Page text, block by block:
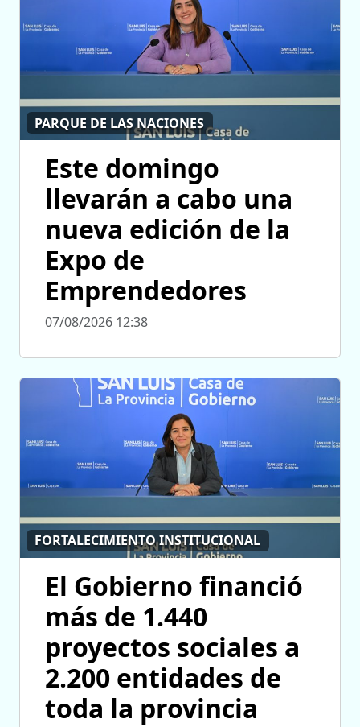
PARQUE DE LAS NACIONES
Este domingo
llevarán a cabo una
nueva edición de la
Expo de
Emprendedores
07/08/2026 12:38
FORTALECIMIENTO INSTITUCIONAL
El Gobierno financió
más de 1.440
proyectos sociales a
2.200 entidades de
toda la provincia